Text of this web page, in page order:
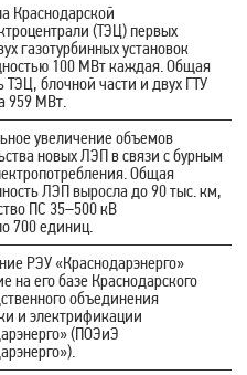
Краснодарской
(ТЭЦ) первых
газотурбинных установок
100 МВт каждая. Общая
блочной части и двух ГТУ
959 МВт.
увеличение объемов
новых ЛЭП в связи с бурным
Общая
ЛЭП выросла до 90 тыс. км,
ПС 35–500 кВ
700 единиц.
РЭУ «Краснодарэнерго»
на его базе Краснодарского
объединения
и электрификации
(ПОЭиЭ